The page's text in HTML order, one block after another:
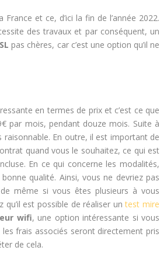
et ce, d’ici la fin de l’année 2022.
des travaux et par conséquent, un
pas chères, car c’est une option qu’il ne
en termes de prix et c’est ce que
par mois, pendant douze mois. Suite à
En outre, il est important de
quand vous le souhaitez, ce qui est
En ce qui concerne les modalités,
qualité. Ainsi, vous ne devriez pas
même si vous êtes plusieurs à vous
qu’il est possible de réaliser untest mire
wifi, une option intéressante si vous
frais associés seront directement pris
de cela.